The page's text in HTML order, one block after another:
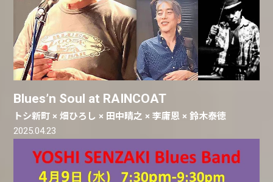
Blues’n Soul at RAINCOAT
トシ新町 × 畑ひろし × 田中晴之 × 李庸恩 × 鈴木泰徳
2025.04.23